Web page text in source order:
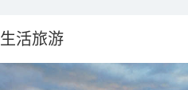
生活旅游